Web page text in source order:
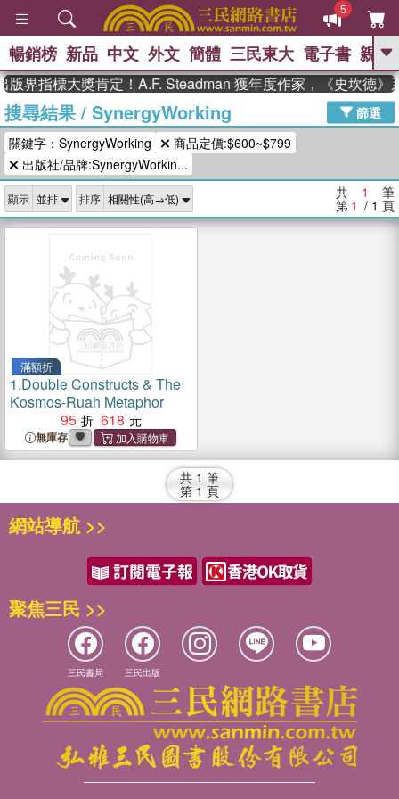
5
GO
熱搜： 東野圭吾 高希均教授回憶錄
、 The Odyssey 、 父親節 、 如果歷
史是一群喵 、 暑期推薦
獎 臺灣漫遊錄
登輝時代 、 數學女孩：黎曼猜想 、
偉大的迷走神經
暢銷榜 新品 中文 外文 簡體 三民東大 電子書 親子
版界指標大獎肯定！A.F. Steadman 獲年度作家，《史坎德》
搜尋結果/ SynergyWorking
篩選
關鍵字：SynergyWorking
商品定價:$600~$799
出版社/品牌:SynergyWorkin...
顯示 排序 共 1 筆
第 1 / 1 頁
滿額折
1.Double Constructs & The
Kosmos-Ruah Metaphor
95
618
無庫存
共 1 筆
第 1 頁
網站導航 >>
聚焦三民 >>
三民書局 三民出版